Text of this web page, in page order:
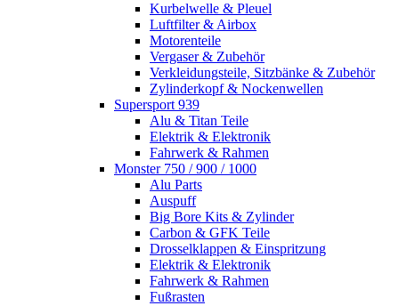
Kurbelwelle & Pleuel
Luftfilter & Airbox
Motorenteile
Vergaser & Zubehör
Verkleidungsteile, Sitzbänke & Zubehör
Zylinderkopf & Nockenwellen
Supersport 939
Alu & Titan Teile
Elektrik & Elektronik
Fahrwerk & Rahmen
Monster 750 / 900 / 1000
Alu Parts
Auspuff
Big Bore Kits & Zylinder
Carbon & GFK Teile
Drosselklappen & Einspritzung
Elektrik & Elektronik
Fahrwerk & Rahmen
Fußrasten